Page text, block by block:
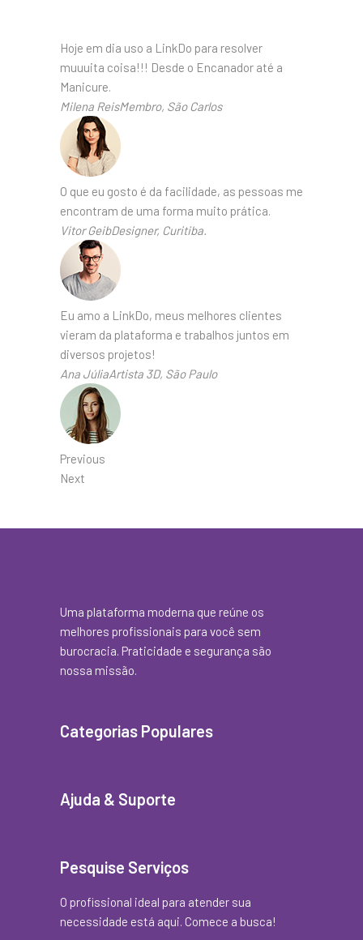
Hoje em dia uso a LinkDo para resolver
muuuita coisa!!! Desde o Encanador até a
Manicure.
Milena ReisMembro, São Carlos
O que eu gosto é da facilidade, as pessoas me
encontram de uma forma muito prática.
Vitor GeibDesigner, Curitiba.
Eu amo a LinkDo, meus melhores clientes
vieram da plataforma e trabalhos juntos em
diversos projetos!
Ana JúliaArtista 3D, São Paulo
Previous
Next
Uma plataforma moderna que reúne os
melhores profissionais para você sem
burocracia. Praticidade e segurança são
nossa missão.
Categorias Populares
Ajuda & Suporte
Pesquise Serviços
O profissional ideal para atender sua
necessidade está aqui. Comece a busca!